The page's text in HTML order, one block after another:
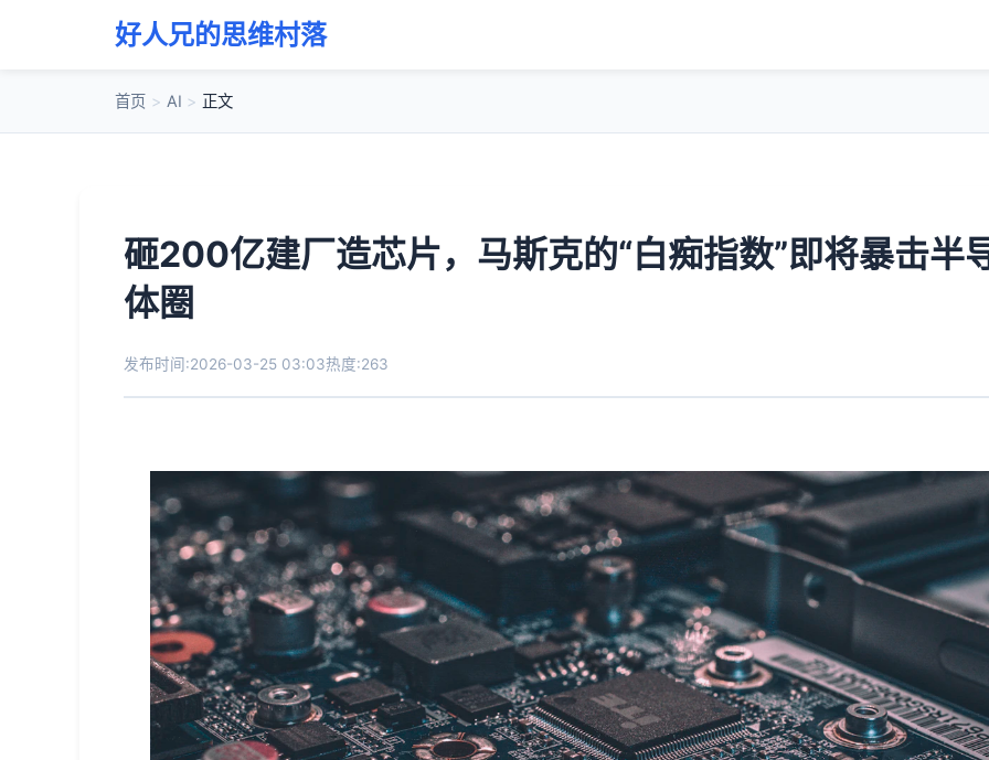
好人兄的思维村落
首页 > AI > 正文
砸200亿建厂造芯片，马斯克的“白痴指数”即将暴击半
体圈
发布时间:2026-03-25 03:03热度:263